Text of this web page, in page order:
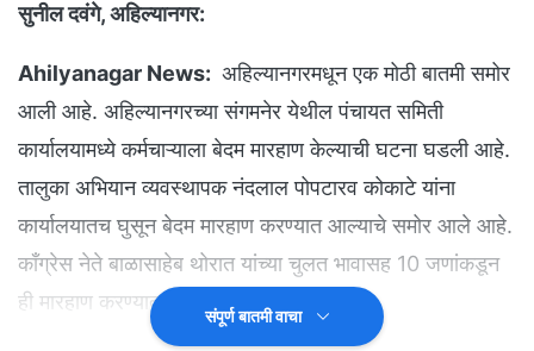
सुनील दवंगे, अहिल्यानगर:
Ahilyanagar News: अहिल्यानगरमधून एक मोठी बातमी समोर
आली आहे. अहिल्यानगरच्या संगमनेर येथील पंचायत समिती
कार्यालयामध्ये कर्मचाऱ्याला बेदम मारहाण केल्याची घटना घडली आहे.
तालुका अभियान व्यवस्थापक नंदलाल पोपटारव कोकाटे यांना
कार्यालयातच घुसून बेदम मारहाण करण्यात आल्याचे समोर आले आहे.
काँग्रेस नेते बाळासाहेब थोरात यांच्या चुलत भावासह 10 जणांकडून
ही मारहाण करण्यात आल्याचे समोर आले आहे.
संपूर्ण बातमी वाचा